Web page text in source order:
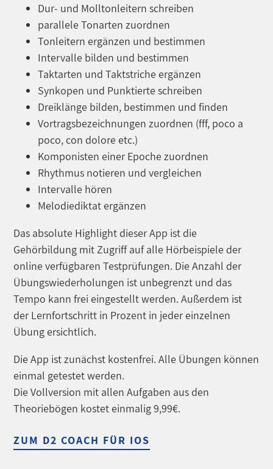
Dur- und Molltonleitern schreiben
parallele Tonarten zuordnen
Tonleitern ergänzen und bestimmen
Intervalle bilden und bestimmen
Taktarten und Taktstriche ergänzen
Synkopen und Punktierte schreiben
Dreiklänge bilden, bestimmen und finden
Vortragsbezeichnungen zuordnen (fff, poco a
poco, con dolore etc.)
Komponisten einer Epoche zuordnen
Rhythmus notieren und vergleichen
Intervalle hören
Melodiediktat ergänzen
Das absolute Highlight dieser App ist die
Gehörbildung mit Zugriff auf alle Hörbeispiele der
online verfügbaren Testprüfungen. Die Anzahl der
Übungswiederholungen ist unbegrenzt und das
Tempo kann frei eingestellt werden. Außerdem ist
der Lernfortschritt in Prozent in jeder einzelnen
Übung ersichtlich.
Die App ist zunächst kostenfrei. Alle Übungen können
einmal getestet werden.
Die Vollversion mit allen Aufgaben aus den
Theoriebögen kostet einmalig 9,99€.
ZUM D2 COACH FÜR IOS